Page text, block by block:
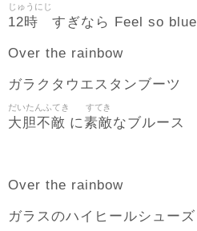
12時
じゅうにじ
すぎなら Feel so blue
Over the rainbow
ガラクタウエスタンブーツ
大胆不敵
だいたんふてき
に素敵
すてき
なブルース
Over the rainbow
ガラスのハイヒールシューズ